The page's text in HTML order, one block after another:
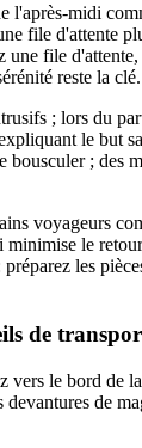
l'après-midi
file d'attente
une file
reste la clé.
; lors du
le but
bousculer ; des
voyageurs
le
les
de
vers le bord de
de